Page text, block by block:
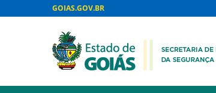
GOIAS.GOV.BR